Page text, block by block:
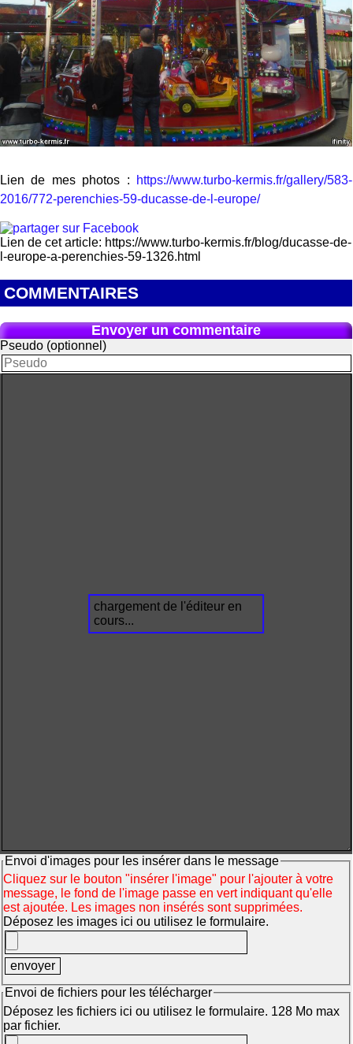
Lien de mes photos : https://www.turbo-kermis.fr/gallery/583-
2016/772-perenchies-59-ducasse-de-l-europe/
Lien de cet article: https://www.turbo-kermis.fr/blog/ducasse-de-
l-europe-a-perenchies-59-1326.html
COMMENTAIRES
Envoyer un commentaire
Pseudo (optionnel)
chargement de l'éditeur en
cours...
Envoi d'images pour les insérer dans le message
Cliquez sur le bouton "insérer l'image" pour l'ajouter à votre
message, le fond de l'image passe en vert indiquant qu'elle
est ajoutée. Les images non insérés sont supprimées.
Déposez les images ici ou utilisez le formulaire.
Envoi de fichiers pour les télécharger
Déposez les fichiers ici ou utilisez le formulaire. 128 Mo max
par fichier.